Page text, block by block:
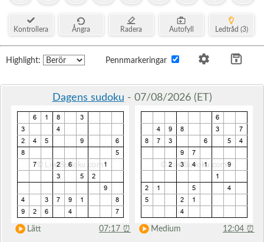
Kontrollera Ångra Radera Autofyll Ledtråd (3)
Highlight: Pennmarkeringar
Dagens sudoku - 07/08/2026 (ET)
Lätt 07:17 ⏰ Medium 12:04 ⏰